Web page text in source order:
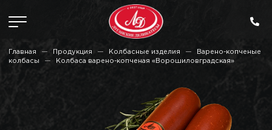
Главная Продукция Колбасные изделия
Варено-копченые
колбасы
Колбаса варено-копченая «Ворошиловградская»